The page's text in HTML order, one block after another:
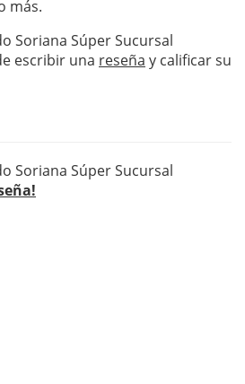
más.
Soriana Súper Sucursal
escribir una reseña y calificar su
Soriana Súper Sucursal